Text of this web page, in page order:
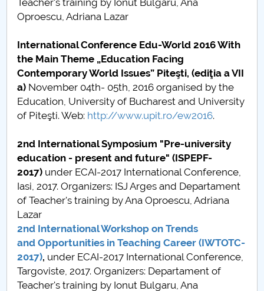
Teacher's training by Ionut Bulgaru, Ana
Oproescu, Adriana Lazar
International Conference Edu-World 2016 With
the Main Theme „Education Facing
Contemporary World Issues” Piteşti, (ediţia a VII
a) November 04th- 05th, 2016 organised by the
Education, University of Bucharest and University
of Piteşti. Web: http://www.upit.ro/ew2016.
2nd International Symposium "Pre-university
education - present and future" (ISPEPF-
2017) under ECAI-2017 International Conference,
Iasi, 2017. Organizers: ISJ Arges and Departament
of Teacher's training by Ana Oproescu, Adriana
Lazar
2nd International Workshop on Trends
and Opportunities in Teaching Career (IWTOTC-
2017), under ECAI-2017 International Conference,
Targoviste, 2017. Organizers: Departament of
Teacher's training by Ionut Bulgaru, Ana